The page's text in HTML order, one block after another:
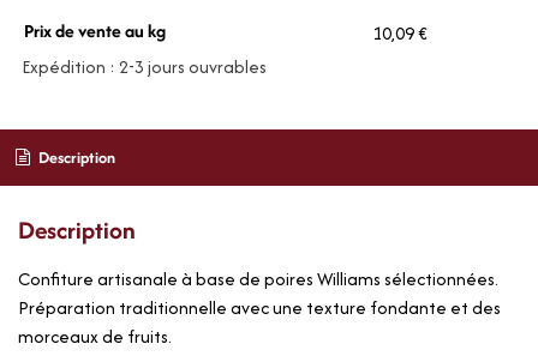
Prix de vente au kg
10,09 €
Expédition : 2-3 jours ouvrables
Description
Description
Confiture artisanale à base de poires Williams sélectionnées.
Préparation traditionnelle avec une texture fondante et des
morceaux de fruits.